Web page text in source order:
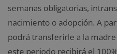
semanas obligatorias,
nacimiento o adopción. A
podrá transferirle a la
este periodo recibirá el